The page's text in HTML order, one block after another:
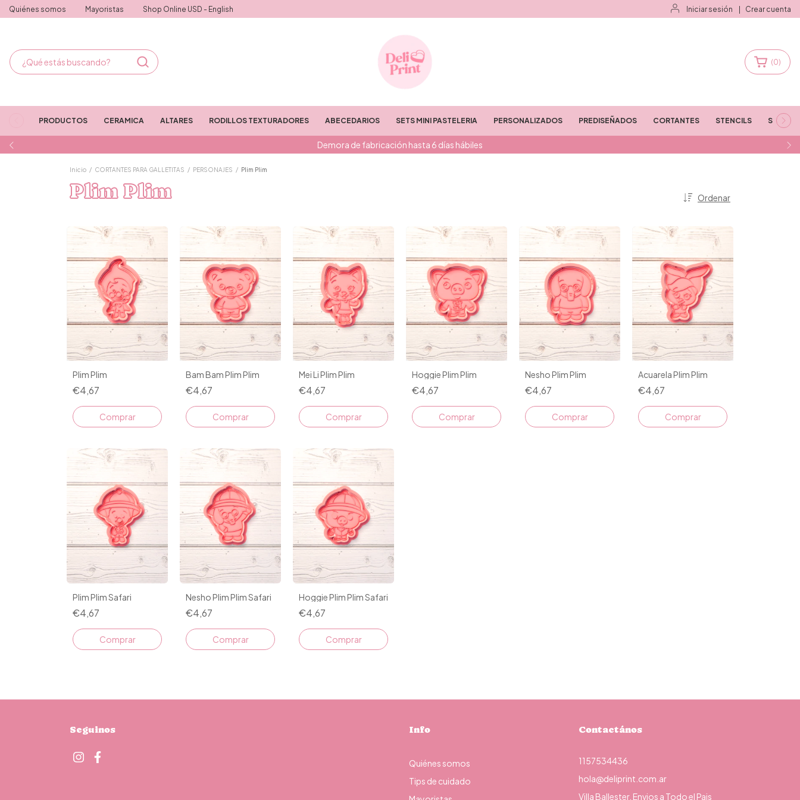
Quiénes somos Mayoristas Shop Online USD - English Iniciar sesión Crear cuenta
Demora de fabricación hasta 6 días hábiles
(0)
PRODUCTOS CERAMICA ALTARES RODILLOS TEXTURADORES ABECEDARIOS SETS MINI PASTELERIA PERSONALIZADOS PREDISEÑADOS CORTANTES STENCILS STAMPS
Inicio / CORTANTES PARA GALLETITAS / PERSONAJES / Plim Plim
Plim Plim Ordenar
Plim Plim
€4,67
Comprar
Bam Bam Plim Plim
€4,67
Comprar
Mei Li Plim Plim
€4,67
Comprar
Hoggie Plim Plim
€4,67
Comprar
Nesho Plim Plim
€4,67
Comprar
Acuarela Plim Plim
€4,67
Comprar
Plim Plim Safari
€4,67
Comprar
Nesho Plim Plim Safari
€4,67
Comprar
Hoggie Plim Plim Safari
€4,67
Comprar
Seguinos Info
Quiénes somos
Tips de cuidado
Contactános
1157534436
hola@deliprint.com.ar
Villa Ballester. Envios a Todo el Pais